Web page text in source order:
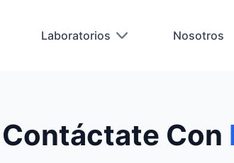
Laboratorios Nosotros
Contáctate Con